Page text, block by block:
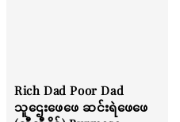
Rich Dad Poor Dad
သူဌေးဖေဖေ ဆင်းရဲဖေဖေ